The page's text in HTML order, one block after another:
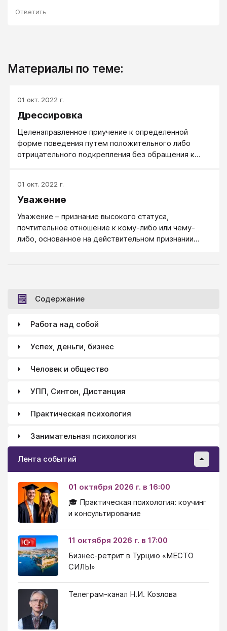
Ответить
Материалы по теме:
01 окт. 2022 г.
Дрессировка
Целенаправленное приучение к определенной
форме поведения путем положительного либо
отрицательного подкрепления без обращения к
01 окт. 2022 г.
Уважение
Уважение – признание высокого статуса,
почтительное отношение к кому-либо или чему-
либо, основанное на действительном признании
Содержание
Работа над собой
Успех, деньги, бизнес
Человек и общество
УПП, Синтон, Дистанция
Практическая психология
Занимательная психология
Лента событий
01 октября 2026 г. в 16:00
🎓 Практическая психология: коучинг
и консультирование
11 октября 2026 г. в 17:00
Бизнес-ретрит в Турцию «МЕСТО
СИЛЫ»
Телеграм-канал Н.И. Козлова